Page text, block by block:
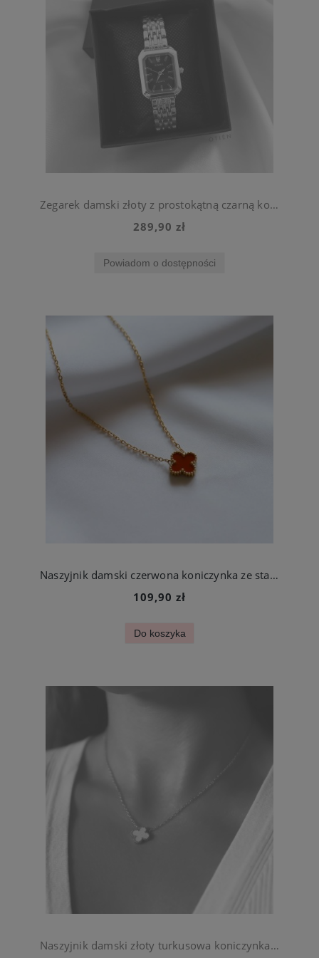
Zegarek damski złoty z prostokątną czarną kopertą stal chirurgiczna
289,90 zł
Powiadom o dostępności
Naszyjnik damski czerwona koniczynka ze stali szlachetnej
109,90 zł
Do koszyka
Naszyjnik damski złoty turkusowa koniczynka ze stali chirurgicznej